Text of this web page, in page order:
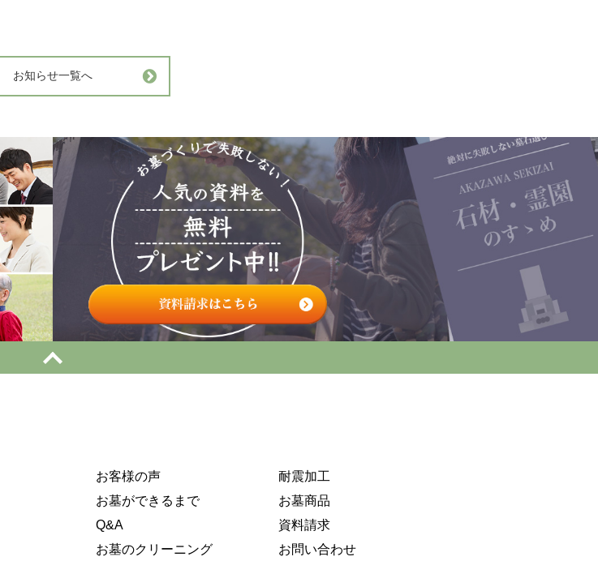
お知らせ一覧へ
お客様の声
お墓ができるまで
Q&A
お墓のクリーニング
耐震加工
お墓商品
資料請求
お問い合わせ